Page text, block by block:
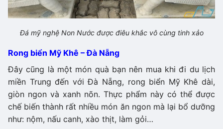
Đá mỹ nghệ Non Nước được điêu khắc vô cùng tinh xảo
Rong biển Mỹ Khê – Đà Nẵng
Đây cũng là một món quà bạn nên mua khi đi du lịch
miền Trung đến với Đà Nẵng, rong biển Mỹ Khê dài,
giòn ngon và xanh nõn. Thực phẩm này có thể được
chế biến thành rất nhiều món ăn ngon mà lại bổ dưỡng
như: nộm, nấu canh, xào thịt, làm gỏi…